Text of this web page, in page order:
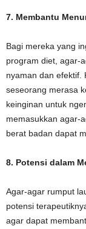
7. Membantu
Bagi mereka yang
program diet, agar-
nyaman dan efektif.
seseorang merasa
keinginan untuk
memasukkan agar-
berat badan dapat
8. Potensi dalam
Agar-agar rumput
potensi
agar dapat